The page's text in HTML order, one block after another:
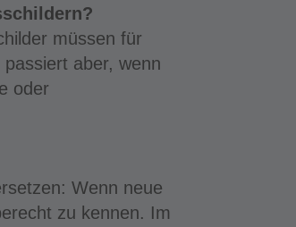
müssen für
aber, wenn
oder
Wenn neue
zu kennen. Im